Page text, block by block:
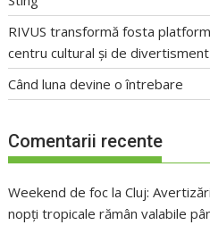
RIVUS transformă fosta
centru cultural și de
Când luna devine o întrebare
Comentarii recente
Weekend de foc la Cluj:
nopți tropicale rămân valabile